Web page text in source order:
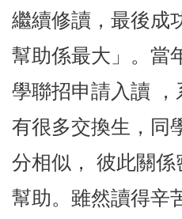
繼續修讀，最後成
幫助係最大」。當
學聯招申請入讀
有很多交換生，同
分相似， 彼此關
幫助。雖然讀得辛